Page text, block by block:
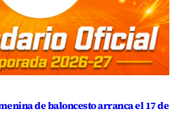
de baloncesto arranca el 17 de